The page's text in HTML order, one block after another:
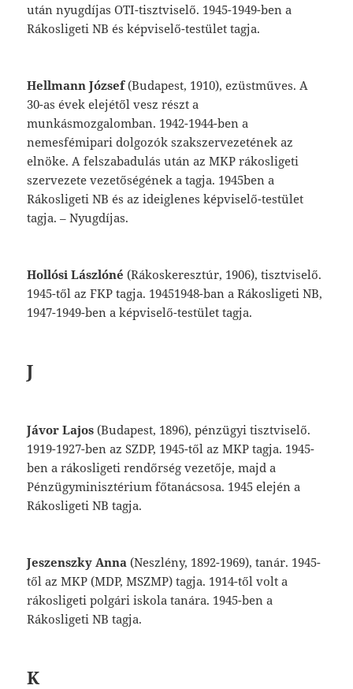
utánnyugdíjasOTI-tisztviselő. 1945-1949-bena
Rákosligeti NBésképviselő-testülettagja.
HellmannJózsef(Budapest, 1910),ezüstműves. A
30-asévekelejétőlveszrészta
munkásmozgalomban. 1942-1944-bena
nemesfémiparidolgozókszakszervezeténekaz
elnöke.AfelszabadulásutánazMKPrákosligeti
szervezetevezetőségénekatagja. 1945bena
Rákosligeti NBésazideiglenesképviselő-testület
tagja.–Nyugdíjas.
Hollósi Lászlóné (Rákoskeresztúr, 1906),tisztviselő.
1945-tőlazFKPtagja. 19451948-banaRákosligeti NB,
1947-1949-benaképviselő-testülettagja.
J
JávorLajos (Budapest, 1896),pénzügyitisztviselő.
1919-1927-benazSZDP, 1945-tőlazMKPtagja. 1945-
benarákosligeti rendőrségvezetője,majda
Pénzügyminisztériumfőtanácsosa. 1945elejéna
Rákosligeti NBtagja.
JeszenszkyAnna (Neszlény, 1892-1969),tanár. 1945-
tőlazMKP(MDP,MSZMP)tagja. 1914-tőlvolta
rákosligeti polgáriiskolatanára. 1945-bena
Rákosligeti NBtagja.
K